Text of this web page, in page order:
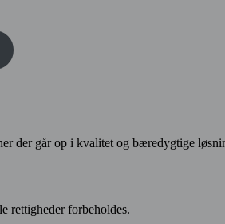
der går op i kvalitet og bæredygtige
rettigheder forbeholdes.